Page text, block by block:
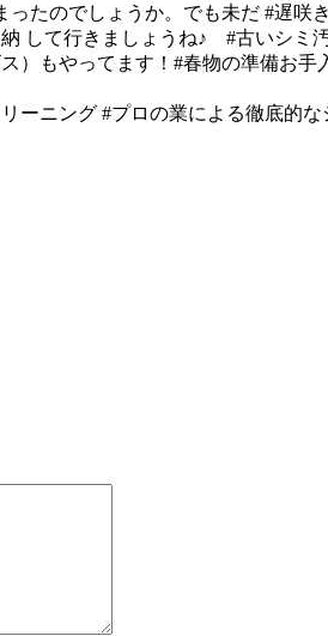
ったのでしょうか。でも未だ #遅
して行きましょうね♪ #古いシミ
）もやってます！#春物の準備お
ーニング #プロの業による徹底的